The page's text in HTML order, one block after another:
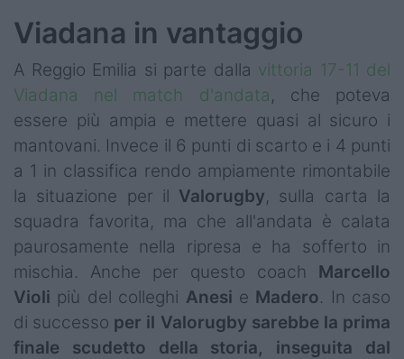
Viadana in vantaggio
A Reggio Emilia si parte dalla vittoria 17-11 del
Viadana nel match d'andata, che poteva
essere più ampia e mettere quasi al sicuro i
mantovani. Invece il 6 punti di scarto e i 4 punti
a 1 in classifica rendo ampiamente rimontabile
la situazione per il Valorugby, sulla carta la
squadra favorita, ma che all'andata è calata
paurosamente nella ripresa e ha sofferto in
mischia. Anche per questo coach Marcello
Violi più del colleghi Anesi e Madero. In caso
di successo per il Valorugby sarebbe la prima
finale scudetto della storia, inseguita dal